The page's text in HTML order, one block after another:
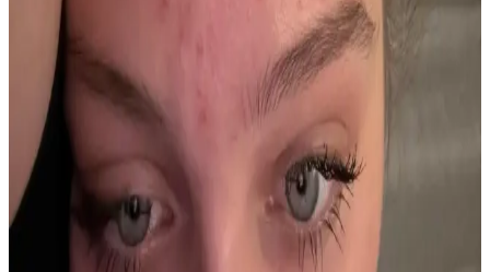
Duransol Free Feet Ayak Spreyi, ayaklarda kötü koku, terleme ve
çatlaklara karşı hızlı etkili, doğal içerikli, kullanımı kolay ve
güvenilir bir bakım ürünüdür.
Göğüs Bölgesinde Akne Nedenleri ve Etkili Tedavi
Yöntemleri Hakkında Bilgi
Göğüs bölgesinde akne, terleme, sürtünme, fungal enfeksiyonlar ve
hormonal dengesizlikler nedeniyle oluşabilir. Doğru hijyen, uygun
ürün kullanımı ve profesyonel destekle tedavi mümkündür.
Alın Bölgesindeki Akne Sorununu Yönetme
Yöntemleri ve Etkili Tedavi Seçenekleri